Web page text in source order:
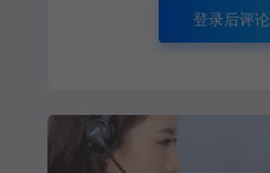
登录后评论